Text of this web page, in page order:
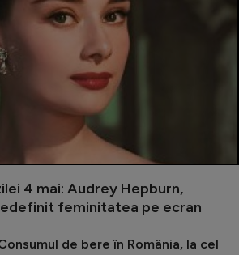
4 mai: Audrey Hepburn,
feminitatea pe ecran
de bere în România, la cel